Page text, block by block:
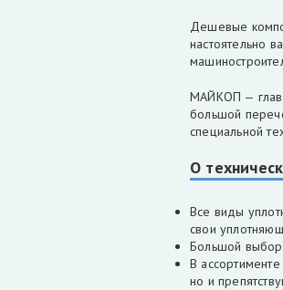
Дешевые
настоятельно
МАЙКОП —
большой
специальной
О
Все виды
свои
Большой выбор
В
но и